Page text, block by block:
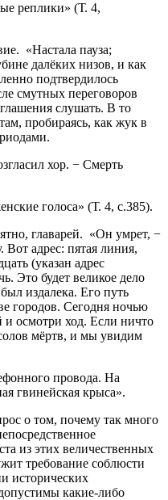
реплики» (Т. 4,
«Настала пауза;
далёких низов, и как
подтвердилось
смутных переговоров
слушать. В то
пробираясь, как жук в
хор. − Смерть
голоса» (Т. 4, с.385).
главарей. «Он умрет, −
Вот адрес: пятая линия,
(указан адрес
Это будет великое дело
издалека. Его путь
городов. Сегодня ночью
осмотри ход. Если ничто
мёртв, и мы увидим
провода. На
гвинейская крыса».
о том, почему так много
из этих величественных
требование соблюсти
исторических
какие-либо